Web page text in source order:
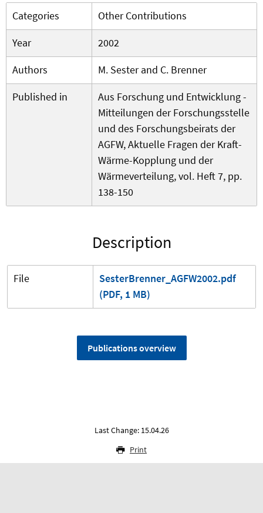
Categories
Other Contributions
Year
2002
Authors
M. Sester and C. Brenner
Published in
Aus Forschung und Entwicklung -
Mitteilungen der Forschungsstelle
und des Forschungsbeirats der
AGFW, Aktuelle Fragen der Kraft-
Wärme-Kopplung und der
Wärmeverteilung, vol. Heft 7, pp.
138-150
Description
File
SesterBrenner_AGFW2002.pdf
(PDF, 1 MB)
Publications overview
Last Change: 15.04.26
Print